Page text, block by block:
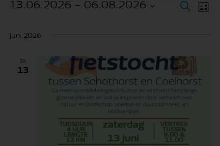
en
Zoeken
Lijst
13.06.2026 - 06.08.2026
een
juni 2026
ZA
13